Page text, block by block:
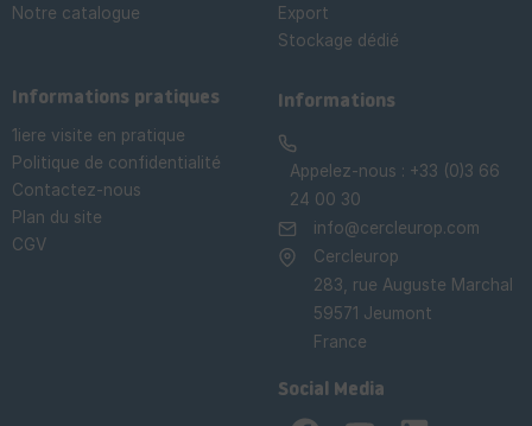
Notre catalogue
Export
Stockage dédié
Informations pratiques
1iere visite en pratique
Politique de confidentialité
Contactez-nous
Plan du site
CGV
Informations
Appelez-nous : +33 (0)3 66
24 00 30
info@cercleurop.com
Cercleurop
283, rue Auguste Marchal
59571 Jeumont
France
Social Media